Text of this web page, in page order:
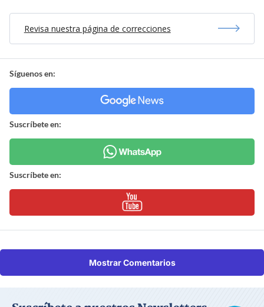
Revisa nuestra página de correcciones
Síguenos en:
Suscríbete en:
Suscríbete en:
Mostrar Comentarios